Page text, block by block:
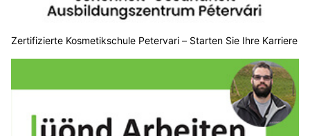
Zertifizierte Kosmetikschule Petervari – Starten Sie Ihre Karriere